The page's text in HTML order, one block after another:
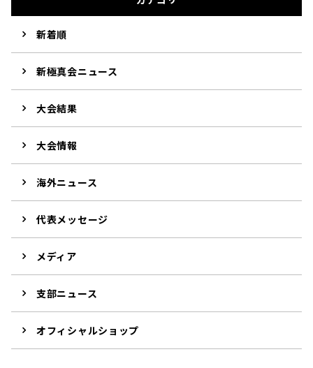
新着順
新極真会ニュース
大会結果
大会情報
海外ニュース
代表メッセージ
メディア
支部ニュース
オフィシャルショップ